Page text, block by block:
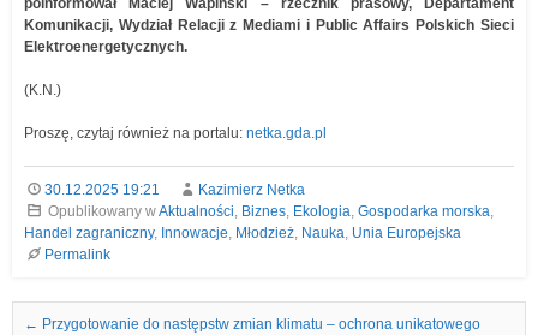
Komunikacji, Wydział Relacji z Mediami i Public Affairs Polskich Sieci
Elektroenergetycznych.
(K.N.)
Proszę, czytaj również na portalu: netka.gda.pl
30.12.2025 19:21
Kazimierz Netka
Opublikowany wAktualności Biznes, Ekologia Gospodarka morska
Handel zagraniczny, Innowacje Młodzież Nauka Unia Europejska
Permalink
Nawigacja we wpisach
← Przygotowanie do następstw zmian klimatu – ochrona unikatowego